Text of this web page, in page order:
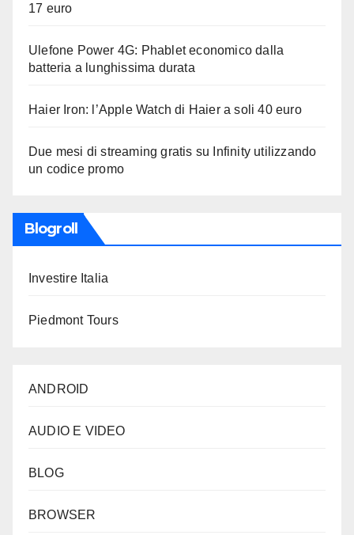
17 euro
Ulefone Power 4G: Phablet economico dalla
batteria a lunghissima durata
Haier Iron: l’Apple Watch di Haier a soli 40 euro
Due mesi di streaming gratis su Infinity utilizzando
un codice promo
Blogroll
Investire Italia
Piedmont Tours
ANDROID
AUDIO E VIDEO
BLOG
BROWSER